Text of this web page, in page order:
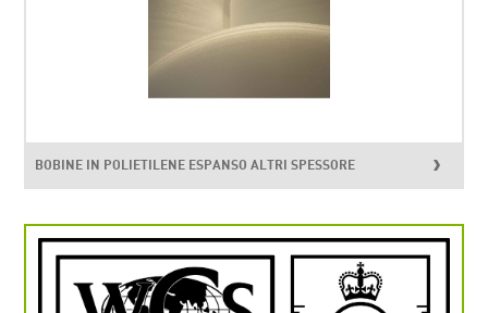
BOBINE IN POLIETILENE ESPANSO ALTRI SPESSORE